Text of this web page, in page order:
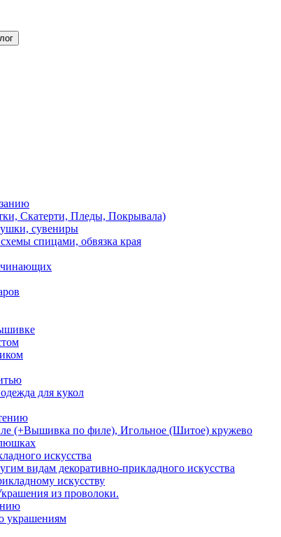
Скатерти, Пледы, Покрывала)
сувениры
спицами, обвязка края
для кукол
(+Вышивка по филе), Игольное (Шитое) кружево
искусства
видам декоративно-прикладного искусства
искусству
из проволоки.
украшениям